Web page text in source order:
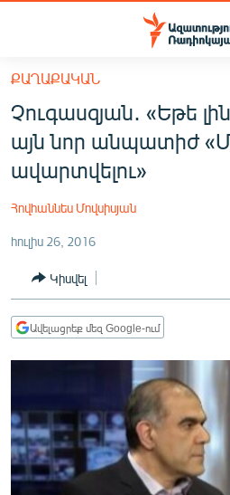
Մատչելիության
հիմնական
բովանդակությանը
Անցնել
հիմնական
մենյուին
ՀԱՅԱՍՏԱՆ
ՔԱՂԱՔԱԿԱՆ
ՏՆՏԵՍՈՒԹՅՈՒՆ
ՂԱՐԱԲԱՂ
ՄԻՋԱԶԳԱՅԻՆ
ՄՇԱԿՈՒՅԹ
ՍՊՈՐՏ
ՔԱՂԱՔԱԿԱՆ
Չուգասզյան․ «Եթե
այն նոր անպատիժ
ավարտվելու»
Հովհաննես Մովսիսյան
հուլիս 26, 2016
Կիսվել
Ավելացրեք մեզ Google-ում